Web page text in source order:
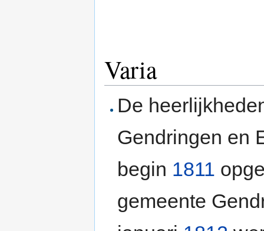
Varia
De
Gendringen en
begin 1811
gemeente